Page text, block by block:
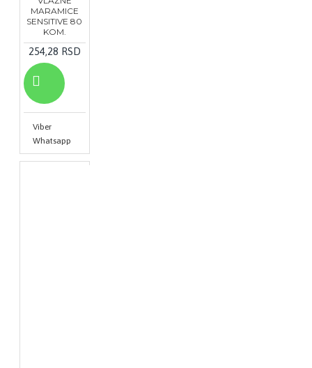
MARAMICE
SENSITIVE 80
KOM.
254,28 RSD
Viber
Whatsapp